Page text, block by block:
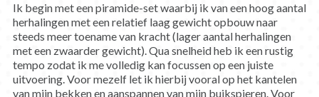
Ik begin met een piramide-set waarbij ik van een hoog aantal
herhalingen met een relatief laag gewicht opbouw naar
steeds meer toename van kracht (lager aantal herhalingen
met een zwaarder gewicht). Qua snelheid heb ik een rustig
tempo zodat ik me volledig kan focussen op een juiste
uitvoering. Voor mezelf let ik hierbij vooral op het kantelen
van mijn bekken en aanspannen van mijn buikspieren. Voor